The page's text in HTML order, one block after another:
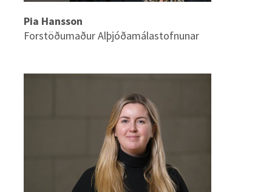
Pia Hansson
Forstöðumaður Alþjóðamálastofnunar